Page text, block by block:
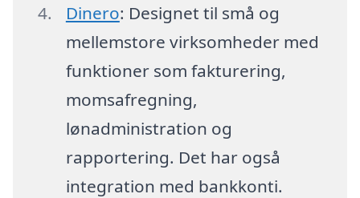
Dinero: Designet til små og
mellemstore virksomheder med
funktioner som fakturering,
momsafregning,
lønadministration og
rapportering. Det har også
integration med bankkonti.